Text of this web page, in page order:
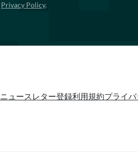
Privacy Policy.
ニュースレター登録利用規約プライ